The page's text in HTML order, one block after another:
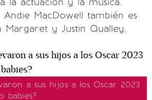
Andie MacDowell también es
Margaret y Justin Qualley.
a sus hijos a los Oscar 2023
babies?